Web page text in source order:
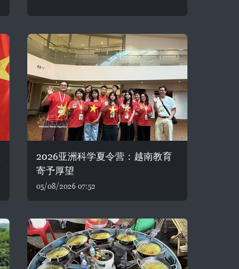
2026亚洲科学夏令营：越南教育
寄予厚望
05/08/2026 07:52